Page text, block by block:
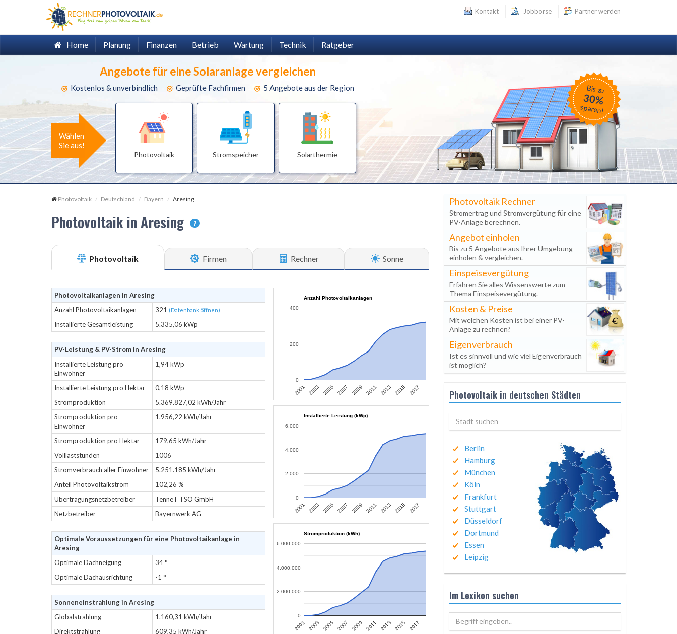
Kontakt Jobbörse Partner werden
Home Planung Finanzen Betrieb Wartung Technik Ratgeber
Angebote für eine Solaranlage vergleichen
Kostenlos & unverbindlich Geprüfte Fachfirmen 5 Angebote aus der Region
Wählen
Sie aus!
Photovoltaik Stromspeicher Solarthermie
Bis zu
30%
sparen!
Photovoltaik Deutschland Bayern Aresing
Photovoltaik in Aresing ?
Photovoltaik Firmen Rechner Sonne
Photovoltaikanlagen in Aresing
Anzahl Photovoltaikanlagen
321 (Datenbank öffnen)
Installierte Gesamtleistung 5.335,06 kWp
PV-Leistung & PV-Strom in Aresing
Installierte Leistung pro
Einwohner
1,94 kWp
Installierte Leistung pro Hektar
0,18 kWp
Stromproduktion
5.369.827,02 kWh/Jahr
Stromproduktion pro
Einwohner
1.956,22 kWh/Jahr
Stromproduktion pro Hektar
179,65 kWh/Jahr
Volllaststunden
1006
Stromverbrauch aller Einwohner
5.251.185 kWh/Jahr
Anteil Photovoltaikstrom
102,26 %
Übertragungsnetzbetreiber
TenneT TSO GmbH
Netzbetreiber
Bayernwerk AG
Optimale Voraussetzungen für eine Photovoltaikanlage in
Aresing
Optimale Dachneigung
34 °
Optimale Dachausrichtung
-1 °
Sonneneinstrahlung in Aresing
Globalstrahlung
1.160,31 kWh/Jahr
Direktstrahlung
609,35 kWh/Jahr
Anzahl Photovoltaikanlagen
2001 2003 2005 2007 2009 2011 2013 2015 2017
0
200
400
Installierte Leistung (kWp)
2001 2003 2005 2007 2009 2011 2013 2015 2017
0
2.000
4.000
6.000
Stromproduktion (kWh)
2001 2003 2005 2007 2009 2011 2013 2015 2017
0
2.000.000
4.000.000
6.000.000
Photovoltaik Rechner
Stromertrag und Stromvergütung für eine
PV-Anlage berechnen.
Angebot einholen
Bis zu 5 Angebote aus Ihrer Umgebung
einholen & vergleichen.
Einspeisevergütung
Erfahren Sie alles Wissenswerte zum
Thema Einspeisevergütung.
Kosten & Preise
Mit welchen Kosten ist bei einer PV-
Anlage zu rechnen?
Eigenverbrauch
Ist es sinnvoll und wie viel Eigenverbrauch
ist möglich?
Photovoltaik in deutschen Städten
Berlin
Hamburg
München
Köln
Frankfurt
Stuttgart
Düsseldorf
Dortmund
Essen
Leipzig
Im Lexikon suchen
Begriff eingeben..